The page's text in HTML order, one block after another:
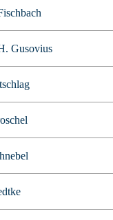
Gusovius